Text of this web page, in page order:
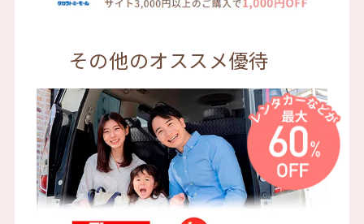
その他のオススメ優待